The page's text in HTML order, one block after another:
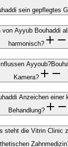
sein gepflegtes
von Ayyub Bouhaddi
harmonisch?
Kamera?
Anzeichen einer
Behandlung?
steht die Vitrin Clinic